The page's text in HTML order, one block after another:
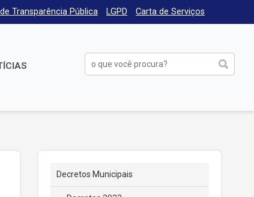
Transparência Pública LGPD Carta de Serviços
Decretos Municipais